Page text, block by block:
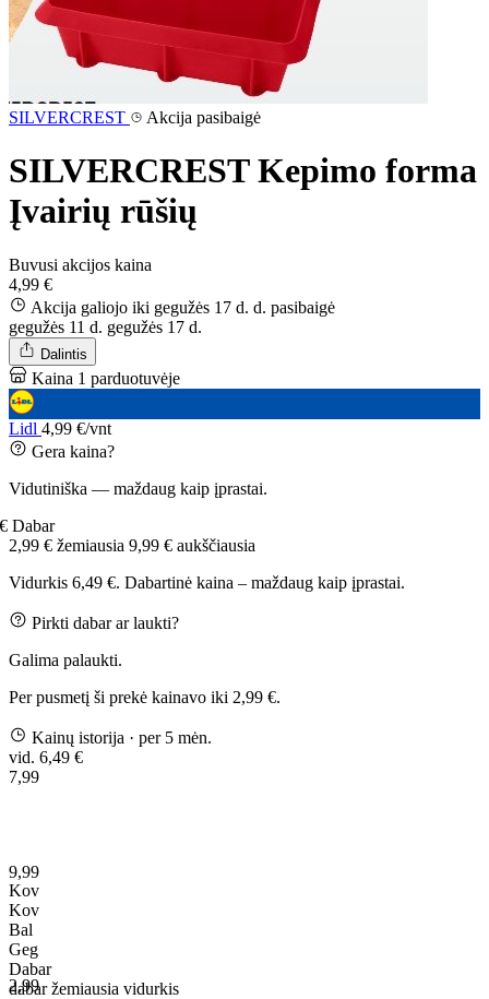
SILVERCREST Akcija pasibaigė
SILVERCREST Kepimo forma
Įvairių rūšių
Buvusi akcijos kaina
4,99 €
Akcija galiojo iki gegužės 17 d. d. pasibaigė
gegužės 11 d. gegužės 17 d.
Dalintis
Kaina 1 parduotuvėje
Lidl 4,99 €/vnt
Gera kaina?
Vidutiniška — maždaug kaip įprastai.
Dabar
2,99 € žemiausia 9,99 € aukščiausia
Vidurkis 6,49 €. Dabartinė kaina – maždaug kaip įprastai.
Pirkti dabar ar laukti?
Galima palaukti.
Per pusmetį ši prekė kainavo iki 2,99 €.
Kainų istorija · per 5 mėn.
vid. 6,49 €
7,99
9,99
2,99
Kov
Kov
Bal
Geg
Dabar
dabaržemiausia vidurkis